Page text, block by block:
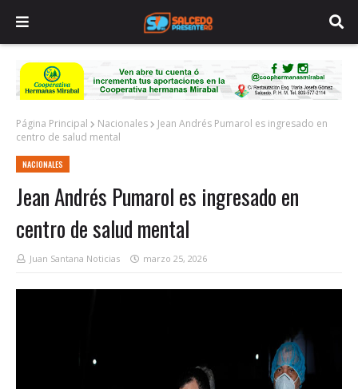
Página Principal Nacionales
Jean Andrés Pumarol es ingresado en
centro de salud mental
NACIONALES
Jean Andrés Pumarol es ingresado en
centro de salud mental
Juan Santana Noticias marzo 25, 2026